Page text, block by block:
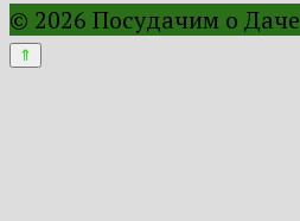
© 2026 Посудачим о Даче